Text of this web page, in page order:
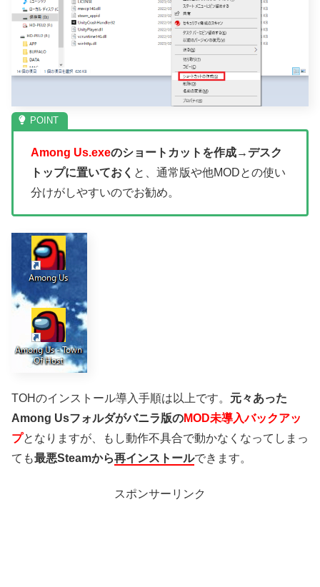
Among Us.exeのショートカットを作成→デスク
トップに置いておく と、通常版や他MODとの使い
分けがしやすいのでお勧め。
TOHのインストール導入手順は以上です。 元々あった
Among Usフォルダがバニラ版のMOD未導入バックアッ
プとなりますが、もし動作不具合で動かなくなってしまっ
ても最悪Steamから再インストールできます。
スポンサーリンク